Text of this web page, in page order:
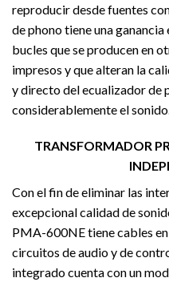
reproducir desde fuentes
de phono tiene una
bucles que se producen en
impresos y que alteran la
y directo del ecualizador de
considerablemente el sonido.
TRANSFORMADOR
Con el fin de eliminar las
excepcional calidad de
PMA-600NE tiene cables
circuitos de audio y de
integrado cuenta con un